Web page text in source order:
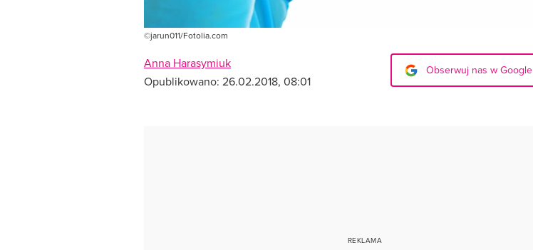
©jarun011/Fotolia.com
Anna Harasymiuk
Opublikowano: 26.02.2018, 08:01
Obserwuj nas w Google